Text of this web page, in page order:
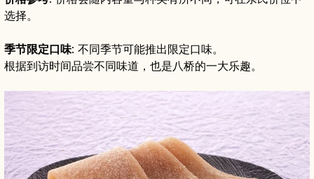
选择。
季节限定口味: 不同季节可能推出限定口味。
根据到访时间品尝不同味道，也是八桥的一大乐趣。